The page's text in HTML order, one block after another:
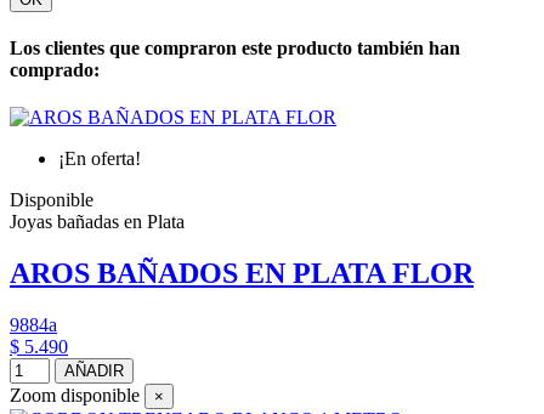
Los clientes que compraron este producto también han
comprado:
¡En oferta!
Disponible
Joyas bañadas en Plata
AROS BAÑADOS EN PLATA FLOR
9884a
$ 5.490
AÑADIR
Zoom disponible ×